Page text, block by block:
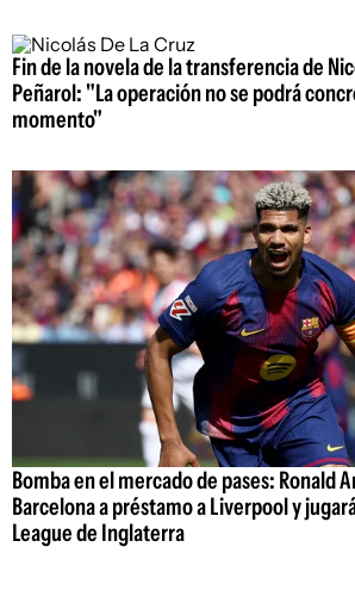
Fin de la novela de la transferencia de
Peñarol: "La operación no se podrá
momento"
Bomba en el mercado de pases: Ronald
Barcelona a préstamo a Liverpool y
League de Inglaterra